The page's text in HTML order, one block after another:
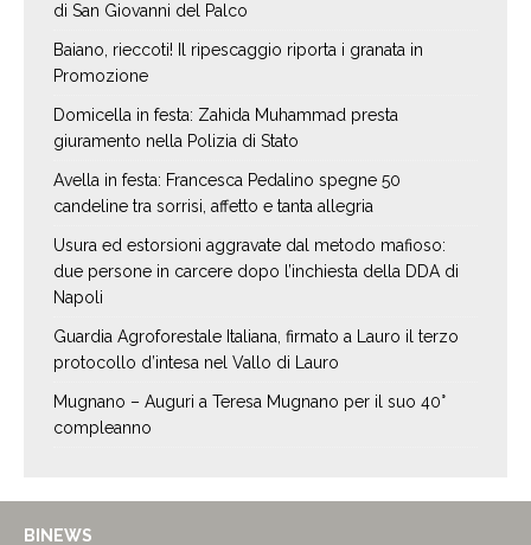
di San Giovanni del Palco
Baiano, rieccoti! Il ripescaggio riporta i granata in
Promozione
Domicella in festa: Zahida Muhammad presta
giuramento nella Polizia di Stato
Avella in festa: Francesca Pedalino spegne 50
candeline tra sorrisi, affetto e tanta allegria
Usura ed estorsioni aggravate dal metodo mafioso:
due persone in carcere dopo l’inchiesta della DDA di
Napoli
Guardia Agroforestale Italiana, firmato a Lauro il terzo
protocollo d’intesa nel Vallo di Lauro
Mugnano – Auguri a Teresa Mugnano per il suo 40°
compleanno
BINEWS